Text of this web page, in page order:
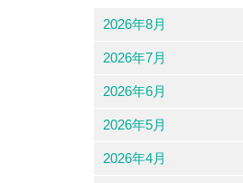
2026年8月
2026年7月
2026年6月
2026年5月
2026年4月